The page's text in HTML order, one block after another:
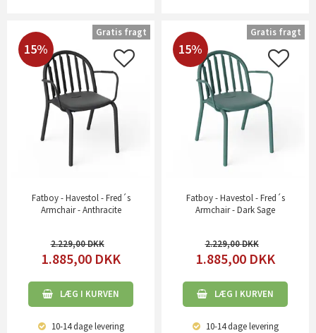
15%
Fatboy - Havestol - Fred´s
Armchair - Anthracite
2.229,00
1.885,00 DKK
LÆG I KURVEN
10-14 dagelevering
Gratis fragt
15%
Fatboy - Havestol - Fred´s
Armchair - Dark Sage
2.229,00
1.885,00 DKK
LÆG I KURVEN
10-14 dagelevering
Gratis fragt